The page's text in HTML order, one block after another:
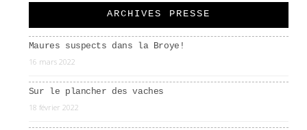
ARCHIVES PRESSE
Maures suspects dans la Broye!
16 mars 2022
Sur le plancher des vaches
18 février 2022